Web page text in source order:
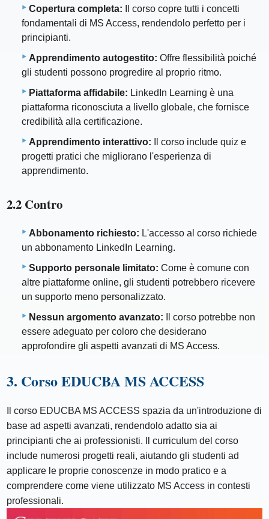
Copertura completa: Il corso copre tutti i concetti
fondamentali di MS Access, rendendolo perfetto per i
principianti.
Apprendimento autogestito: Offre flessibilità poiché
gli studenti possono progredire al proprio ritmo.
Piattaforma affidabile: LinkedIn Learning è una
piattaforma riconosciuta a livello globale, che fornisce
credibilità alla certificazione.
Apprendimento interattivo: Il corso include quiz e
progetti pratici che migliorano l'esperienza di
apprendimento.
2.2 Contro
Abbonamento richiesto: L'accesso al corso richiede
un abbonamento LinkedIn Learning.
Supporto personale limitato: Come è comune con
altre piattaforme online, gli studenti potrebbero ricevere
un supporto meno personalizzato.
Nessun argomento avanzato: Il corso potrebbe non
essere adeguato per coloro che desiderano
approfondire gli aspetti avanzati di MS Access.
3. Corso EDUCBA MS ACCESS
Il corso EDUCBA MS ACCESS spazia da un'introduzione di
base ad aspetti avanzati, rendendolo adatto sia ai
principianti che ai professionisti. Il curriculum del corso
include numerosi progetti reali, aiutando gli studenti ad
applicare le proprie conoscenze in modo pratico e a
comprendere come viene utilizzato MS Access in contesti
professionali.